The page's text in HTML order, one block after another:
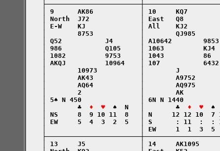
│ 9      AK86            │ 10     KQ7
│ North  J72             │ East   Q8
│ E-W    KJ              │ All    KJ2
│        8753            │        QJ985
│ Q52           J4       │ A10642
│ 986           Q105     │ 1063
│ 1082          9753     │ 1043          86
│ AKQJ          10964    │ 107
│        10973           │        J
│        AK43            │        A9752
│        AQ64            │        AQ975
│        2               │        AK
│ 5♠ N 450               │ 6N N 1440
    │        ♣
♦  ♥
  ♠  N   │        ♣
♦  ♥
♠
│ NS     8  9 10 11  8   │ N     12 12 10
│ EW     5  4  3  2  5   │ S      : 11  :
│                        │ EW     1  1  3
│ 13     J5              │ 14     AK1095